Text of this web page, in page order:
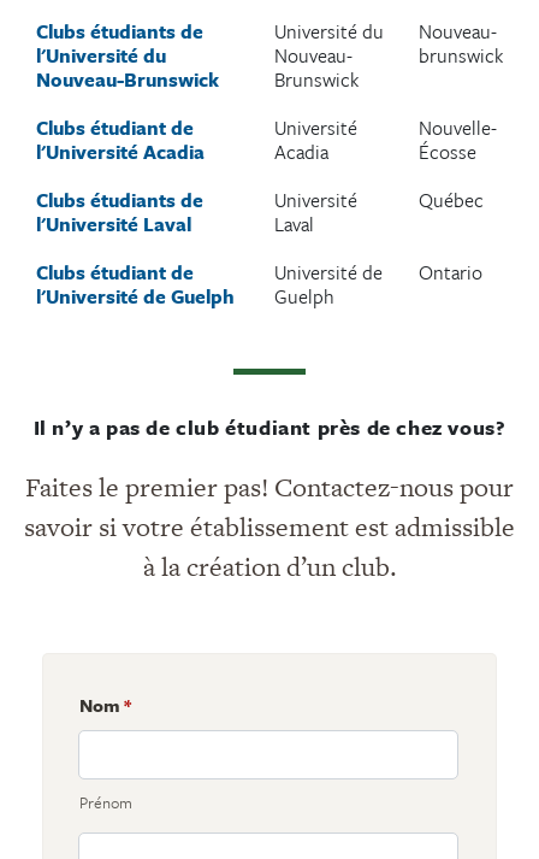
Clubs étudiants de
l'Université du
Nouveau-Brunswick
Université du
Nouveau-
Brunswick
Nouveau-
brunswick
Clubs étudiant de
l'Université Acadia
Université
Acadia
Nouvelle-
Écosse
Clubs étudiants de
l'Université Laval
Université
Laval
Québec
Clubs étudiant de
l'Université de Guelph
Université de
Guelph
Ontario
Il n’y a pas de club étudiant près de chez vous?
Faites le premier pas! Contactez-nous pour
savoir si votre établissement est admissible
à la création d’un club.
Nom*
Prénom